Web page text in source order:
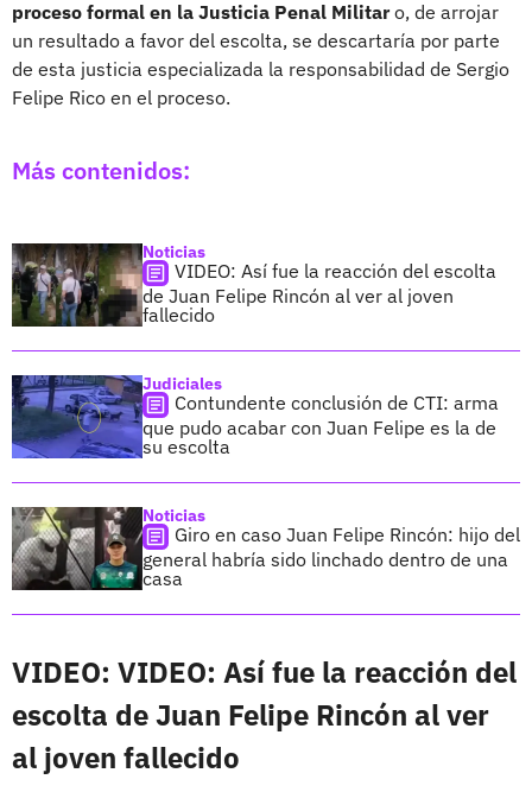
proceso formal en la Justicia Penal Militaro, de arrojar
un resultado a favor del escolta, se descartaría por parte
de esta justicia especializada la responsabilidad de Sergio
Felipe Rico en el proceso.
Más contenidos:
Noticias
VIDEO: Así fue la reacción del escolta
de Juan Felipe Rincón al ver al joven
fallecido
Judiciales
Contundente conclusión de CTI: arma
que pudo acabar con Juan Felipe es la de
su escolta
Noticias
Giro en caso Juan Felipe Rincón: hijo del
general habría sido linchado dentro de una
casa
VIDEO: VIDEO: Así fue la reacción del
escolta de Juan Felipe Rincón al ver
al joven fallecido